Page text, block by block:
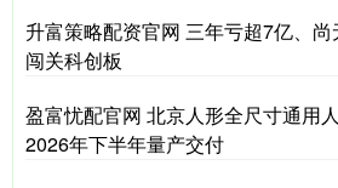
升富策略配资官网 三年亏超7亿、
闯关科创板
盈富忧配官网 北京人形全尺寸通用
2026年下半年量产交付